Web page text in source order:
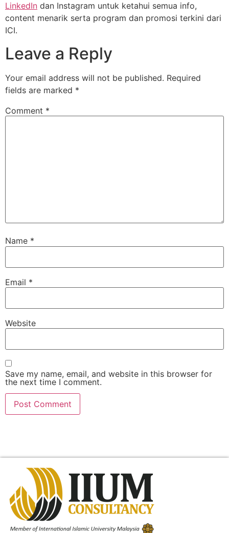
LinkedIn dan Instagram untuk ketahui semua info,
content menarik serta program dan promosi terkini dari
ICI.
Leave a Reply
Your email address will not be published. Required
fields are marked *
Comment *
Name *
Email *
Website
Save my name, email, and website in this browser for
the next time I comment.